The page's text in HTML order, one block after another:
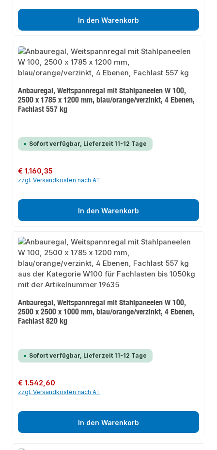
In den Warenkorb
Anbauregal, Weitspannregal mit Stahlpaneelen W 100,
2500 x 1785 x 1200 mm, blau/orange/verzinkt, 4 Ebenen,
Fachlast 557 kg
Sofort verfügbar, Lieferzeit 11-12 Tage
Regulärer Preis:
€ 1.160,35
zzgl. Versandkosten nach AT
In den Warenkorb
Anbauregal, Weitspannregal mit Stahlpaneelen W 100,
2500 x 2500 x 1000 mm, blau/orange/verzinkt, 4 Ebenen,
Fachlast 820 kg
Sofort verfügbar, Lieferzeit 11-12 Tage
Regulärer Preis:
€ 1.542,60
zzgl. Versandkosten nach AT
In den Warenkorb